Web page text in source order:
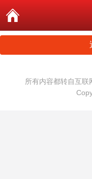
所有内容都转自互联